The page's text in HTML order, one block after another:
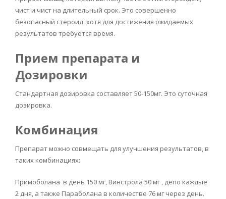
чист и чист на длительный срок. Это совершенно
безопасный стероид, хотя для достижения ожидаемых
результатов требуется время.
Прием препарата и
Дозировки
Стандартная дозировка составляет 50-150мг. Это суточная
дозировка.
Комбинация
Препарат можно совмещать для улучшения результатов, в
таких комбинациях:
Примоболана в день 150 мг, Винстрола 50 мг , депо каждые
2 дня, а также Параболана в количестве 76 мг через день.